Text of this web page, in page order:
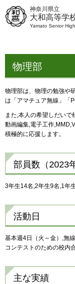
神奈川県立
大和高等学
Yamato Senior
物理部
物理部は、物理の勉強や
は「アマチュア無線」「
また,本人の希望しだい
動画編集,電子工作
積極的に応援します。
部員数（2023
3年生14名,2年生9名,1年
活動日
基本週4日（火～金）,無
コンテストのための校内
主な実績